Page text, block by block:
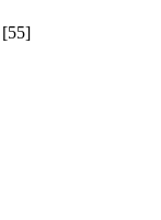
[55]